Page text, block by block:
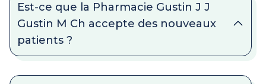
Est-ce que la Pharmacie Gustin J J
Gustin M Ch accepte des nouveaux
patients ?